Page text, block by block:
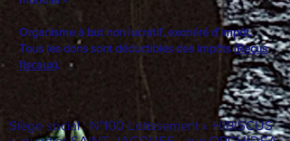
Notre devise «
Faisons de l’Amour un étendard
mondial
Organisme à but non lucratif, exonéré d'impôt.
Tous les dons sont déductibles des impôts (Reçus